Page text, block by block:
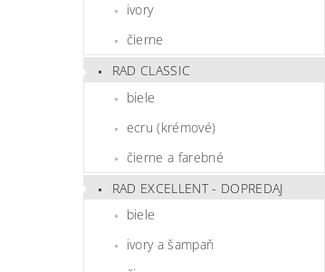
ivory
čierne
RAD CLASSIC
biele
ecru (krémové)
čierne a farebné
RAD EXCELLENT - DOPREDAJ
biele
ivory a šampaň